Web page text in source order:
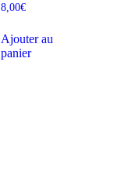
8,00€
Ajouter au
panier